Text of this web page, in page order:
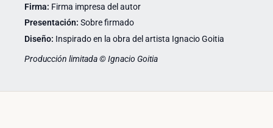
Firma: Firma impresa del autor
Presentación: Sobre firmado
Diseño: Inspirado en la obra del artista Ignacio Goitia
Producción limitada © Ignacio Goitia